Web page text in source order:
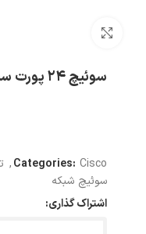
سوئیچ 24 پورت سیسکو WS-C2960-24PC-L
Categories: Cisco
,
سوئیچ شبکه
اشتراک گذاری: